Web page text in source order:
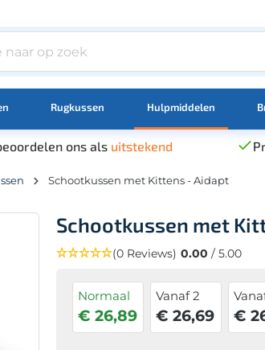
Rugkussen Hulpmiddelen
ons als uitstekend
Schootkussen met Kittens - Aidapt
Schootkussen met
(0 Reviews) 0.00 / 5.00
Normaal
€ 26,89
Vanaf 2
€ 26,69 €